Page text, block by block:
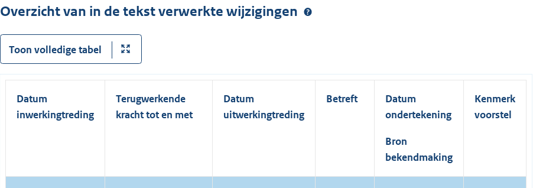
Overzicht van in de tekst verwerkte wijzigingen
Toon volledige tabel
Datum
inwerkingtreding
Terugwerkende
kracht tot en met
Datum
uitwerkingtreding
Betreft
Datum
ondertekening
Bron
bekendmaking
Kenmerk
voorstel